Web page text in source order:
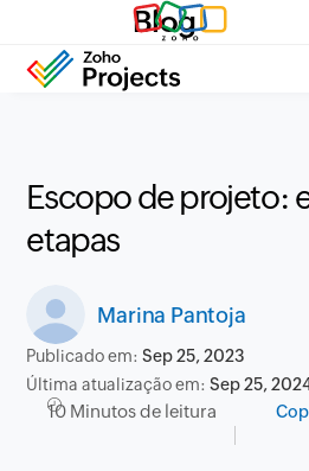
Blog
Escopo de projeto:
etapas
Marina Pantoja
Publicado em:Sep 25, 2023
Última atualização em:Sep 25,
10 Minutos de leitura